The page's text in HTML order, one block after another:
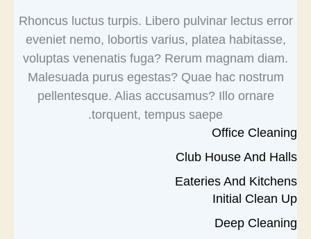
Rhoncus luctus turpis. Libero pulvinar lectus error
eveniet nemo, lobortis varius, platea habitasse,
voluptas venenatis fuga? Rerum magnam diam.
Malesuada purus egestas? Quae hac nostrum
pellentesque. Alias accusamus? Illo ornare
torquent, tempus saepe.
Office Cleaning
Club House And Halls
Eateries And Kitchens
Initial Clean Up
Deep Cleaning